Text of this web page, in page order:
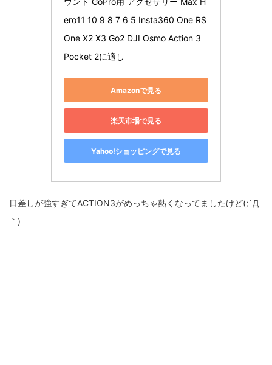
ero11 10 9 8 7 6 5 Insta360 One RS
One X2 X3 Go2 DJI Osmo Action 3
Pocket 2に適し
Amazonで見る
楽天市場で見る
Yahoo!ショッピングで見る
日差しが強すぎてACTION3がめっちゃ熱くなってましたけど(;´Д
｀)